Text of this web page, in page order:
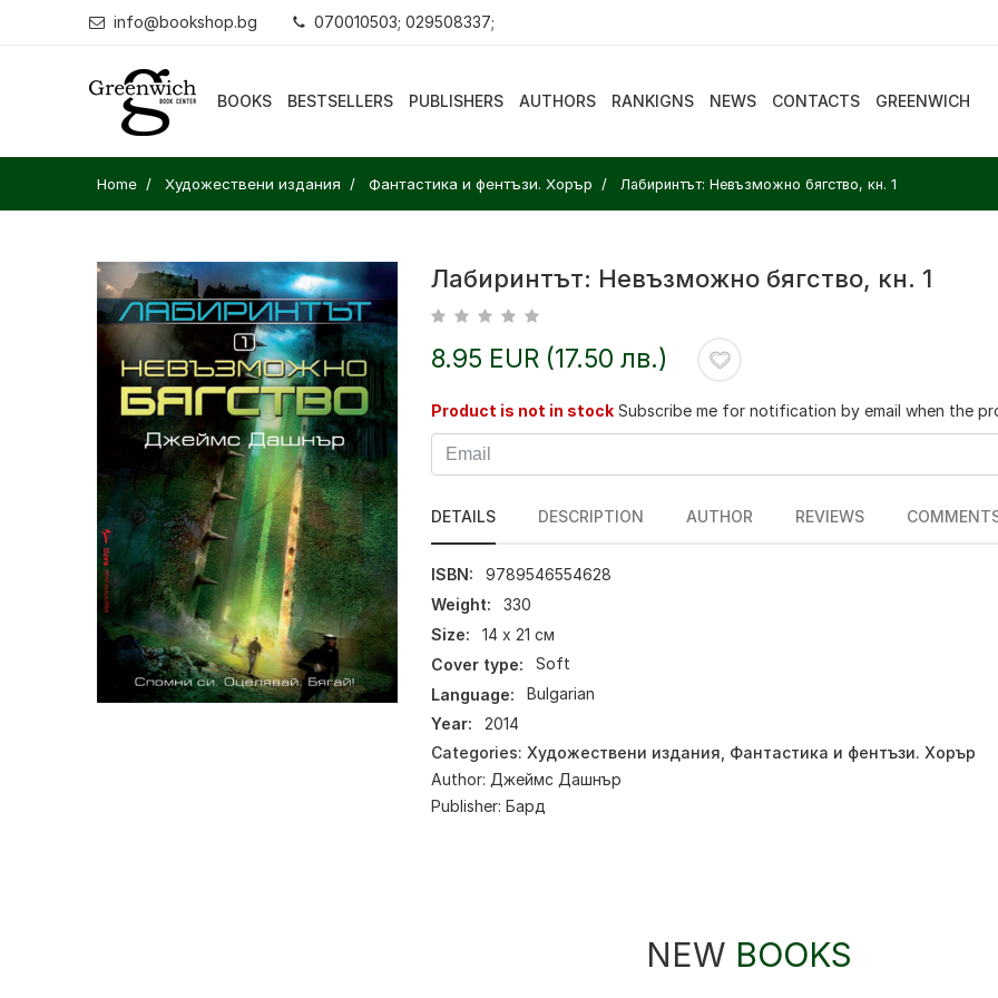
info@bookshop.bg 070010503; 029508337;
BOOKS BESTSELLERS PUBLISHERS AUTHORS RANKIGNS NEWS CONTACTS GREENWICH
Home Художествени издания Фантастика и фентъзи. Хорър Лабиринтът: Невъзможно бягство, кн. 1
Лабиринтът: Невъзможно бягство, кн. 1
8.95 EUR (17.50 лв.)
Product is not in stock Subscribe me for notification by email when the
DETAILS DESCRIPTION AUTHOR REVIEWS
ISBN:
9789546554628
Weight:
330
Size:
14 х 21 см
Cover type:
Soft
Language:
Bulgarian
Year:
2014
Categories: Художествени издания Фантастика и фентъзи. Хорър
Author: Джеймс Дашнър
Publisher: Бард
NEW BOOKS